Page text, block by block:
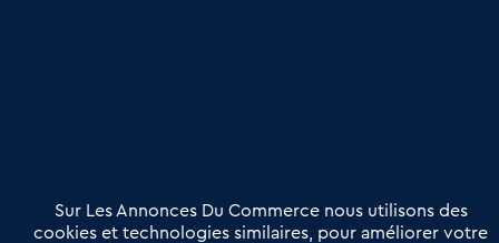
Offres Pro
Actualités
Qui sommes nous ?
Sur Les Annonces Du Commerce nous utilisons des
cookies et technologies similaires, pour améliorer votre